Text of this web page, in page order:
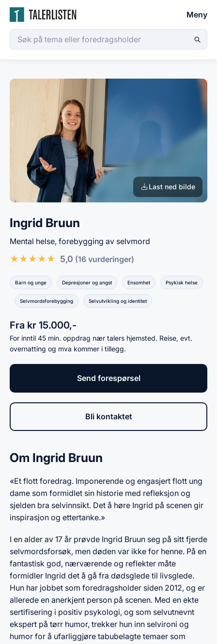
Meny
Last ned bilde
Ingrid Bruun
Mental helse, forebygging av selvmord
★★★★★ 5,0 (16 vurderinger)
Barn og unge Depresjoner og angst Ensomhet Psykisk helse
Selvmordsforebygging Selvutvikling og identitet
Fra kr 15.000,-
For inntil 45 min. oppdrag nær talers hjemsted. Reise, evt.
overnatting og mva kommer i tillegg.
Send forespørsel
Bli kontaktet
Om Ingrid Bruun
«Et flott foredrag. Imponerende og engasjert flott ung
dame som formidlet sin historie med refleksjon og
sjelden bra selvinnsikt. Det å høre Ingrid på scenen gir
inspirasjon og ettertanke.»
I en alder av 17 år prøvde Ingrid Bruun seg på sitt fjerde
selvmordsforsøk, men døden var ikke for henne. På en
fantastisk god, nærværende og reflekter måte
formidler Ingrid det å gå fra dødsglede til livsglede.
Hun har jobbet som foredragsholder siden 2012, og er
allerede en anerkjent person på scenen. Med en ekte
sertifisering i positiv psykologi, og som selvutnevnt
ekspert på tørr humor, trekker hun inn selvironi og
humor for å ufarliggjøre tabubelagte temaer som